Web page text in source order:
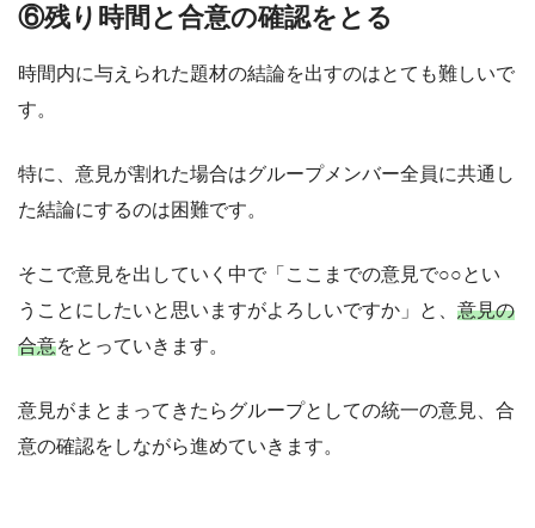
⑥残り時間と合意の確認をとる
時間内に与えられた題材の結論を出すのはとても難しいで
す。
特に、意見が割れた場合はグループメンバー全員に共通し
た結論にするのは困難です。
そこで意見を出していく中で「ここまでの意見で○○とい
うことにしたいと思いますがよろしいですか」と、 意見の
合意をとっていきます。
意見がまとまってきたらグループとしての統一の意見、合
意の確認をしながら進めていきます。